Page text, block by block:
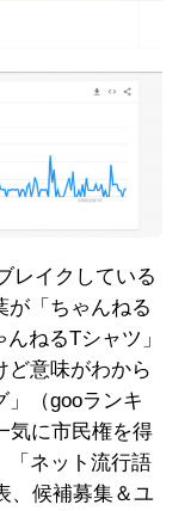
レイクしている
が「ちゃんねる
ねるTシャツ」
ど意味がわから
」（gooランキ
気に市民権を得
「ネット流行語
、候補募集＆ユ